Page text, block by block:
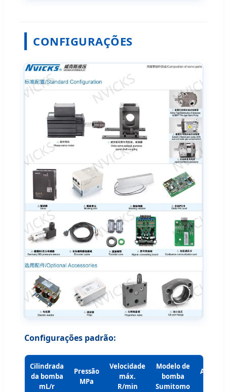
CONFIGURAÇÕES
Configurações padrão:
Cilindrada
da bomba
mL/r
Pressão
MPa
Velocidade
máx.
R/min
Modelo de
bomba
Sumitomo